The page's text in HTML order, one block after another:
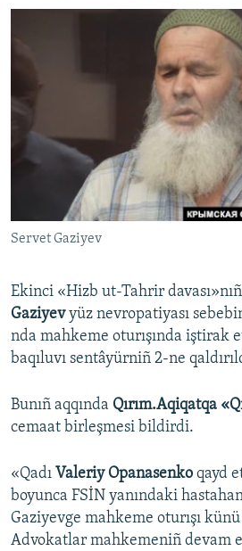
BLOGLAR
FİKİR
Русский
Українською
QOŞULIÑIZ!
RFE/RS bütün saytları
Servet Gaziyev
Ekinci «Hizb ut-Tahrir
Gaziyevyüz nevropatiyası
nda mahkeme oturışında iştirak
baqıluvı sentâyürniñ 2-ne
Bunıñ aqqında Qırım.Aqiqatqa
cemaat birleşmesi bildirdi.
«Qadı Valeriy Opanasenko qayd
boyunca FSİN yanındaki
Gaziyevge mahkeme oturışı
Advokatlar mahkemeniñ devam